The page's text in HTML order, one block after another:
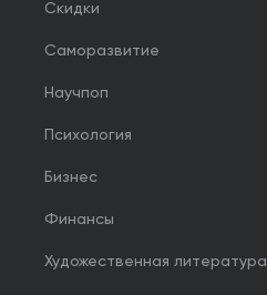
Скидки
Саморазвитие
Научпоп
Психология
Бизнес
Финансы
Художественная литература